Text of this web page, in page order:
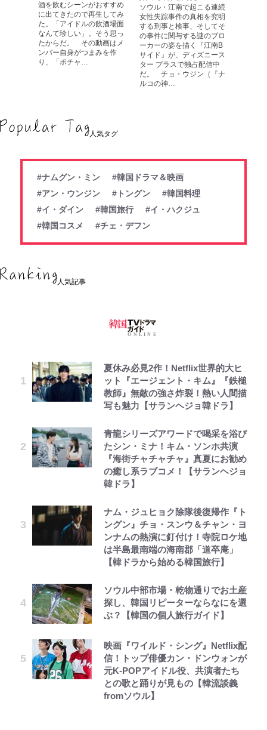
酒を飲むシーンがおすすめ
に出てきたので再生してみ
た。「アイドルの飲酒場面
なんて珍しい」。そう思っ
たからだ。 その動画はメ
ンバー自身がつまみを作
り、「ポチャ…
ソウル・江南で起こる連続
女性失踪事件の真相を究明
する刑事と検事、そしてそ
の事件に関与する謎のブロ
ーカーの姿を描く『江南B
サイド』が、ディズニース
ター プラスで独占配信中
だ。 チョ・ウジン（『ナ
ルコの神…
人気タグ
#ナムグン・ミン
#韓国ドラマ＆映画
#アン・ウンジン
#トングン
#韓国料理
#イ・ダイン
#韓国旅行
#イ・ハクジュ
#韓国コスメ
#チェ・デフン
人気記事
夏休み必見2作！Netflix世界的大ヒ
ット『エージェント・キム』『鉄槌
教師』無敵の強さ炸裂！熱い人間描
写も魅力【サランヘジョ韓ドラ】
青龍シリーズアワードで喝采を浴び
たシン・ミナ！キム・ソンホ共演
『海街チャチャチャ』真夏にお勧め
の癒し系ラブコメ！【サランヘジョ
韓ドラ】
ナム・ジュヒョク除隊後復帰作『ト
ングン』チョ・スンウ＆チャン・ヨ
ンナムの熱演に釘付け！寺院ロケ地
は半島最南端の海南郡「道卒庵」
【韓ドラから始める韓国旅行】
ソウル中部市場・乾物通りでお土産
探し、韓国リピーターならなにを選
ぶ？【韓国の個人旅行ガイド】
映画『ワイルド・シング』Netflix配
信！トップ俳優カン・ドンウォンが
元K-POPアイドル役、共演者たち
との歌と踊りが見もの【韓流談義
fromソウル】